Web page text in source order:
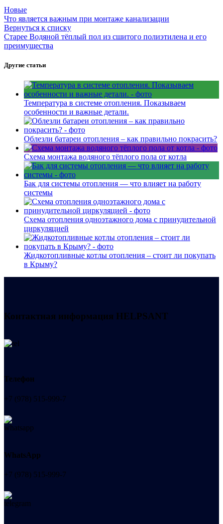
Новые
Что является важным при монтаже канализации
Вернуться к списку
Старее Водяной тёплый пол из сшитого полиэтилена и его
преимущества
Другие статьи
Температура в системе отопления. Показываем
особенности и важные детали.
Облезли батареи отопления – как правильно покрасить?
Схема монтажа водяного тёплого пола от котла
Бак для системы отопления — что влияет на работу
системы
Схема отопления одноэтажного дома с принудительной
циркуляцией
Жидкотопливные котлы отопления – стоит ли покупать
в Крыму?
Контактная информация HELPSANT
Телефон
+7 (978) 515-999-7
WhatsApp
+7 (978) 515-999-7